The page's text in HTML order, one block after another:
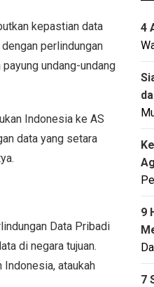
kepastian data
perlindungan
undang-undang
Indonesia ke AS
data yang setara
Data Pribadi
di negara tujuan.
ataukah
4
9
7